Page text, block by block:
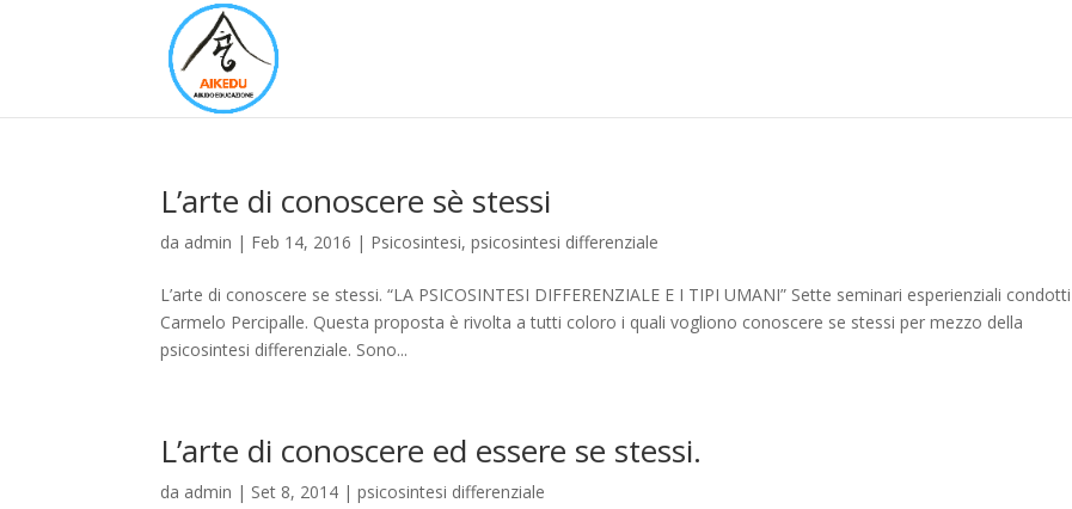
L’arte di conoscere sè stessi
da admin | Feb 14, 2016 | Psicosintesi,psicosintesi differenziale
L’arte di conoscere se stessi. “LA PSICOSINTESI DIFFERENZIALE E I TIPI UMANI” Sette seminari esperienziali
Carmelo Percipalle. Questa proposta è rivolta a tutti coloro i quali vogliono conoscere se stessi per mezzo della
psicosintesi differenziale. Sono...
L’arte di conoscere ed essere se stessi.
da admin | Set 8, 2014 |psicosintesi differenziale